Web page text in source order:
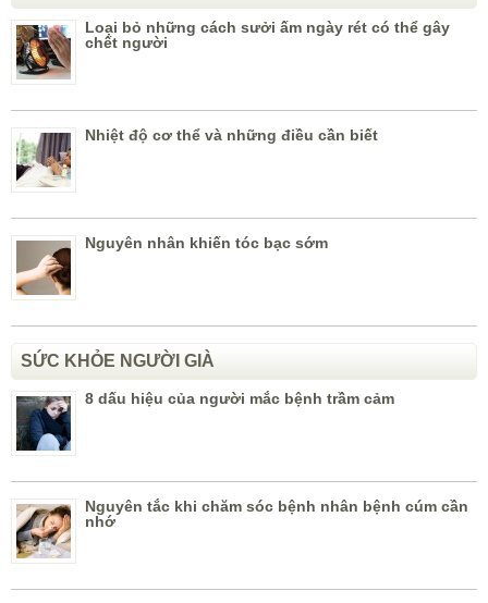
Loại bỏ những cách sưởi ấm ngày rét có thể gây
chết người
Nhiệt độ cơ thể và những điều cần biết
Nguyên nhân khiến tóc bạc sớm
SỨC KHỎE NGƯỜI GIÀ
8 dấu hiệu của người mắc bệnh trầm cảm
Nguyên tắc khi chăm sóc bệnh nhân bệnh cúm cần
nhớ